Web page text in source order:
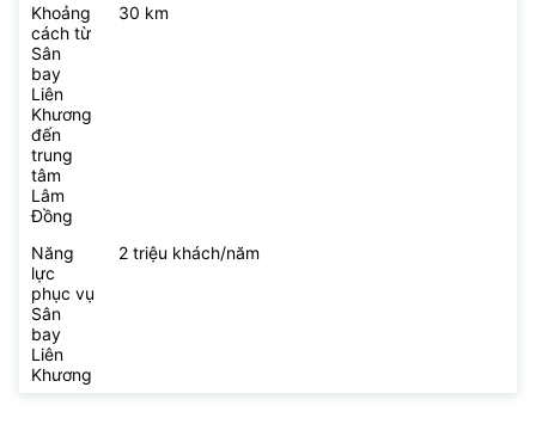
Khoảng
cách từ
Sân
bay
Liên
Khương
đến
trung
tâm
Lâm
Đồng
30 km
Năng
lực
phục vụ
Sân
bay
Liên
Khương
2 triệu khách/năm